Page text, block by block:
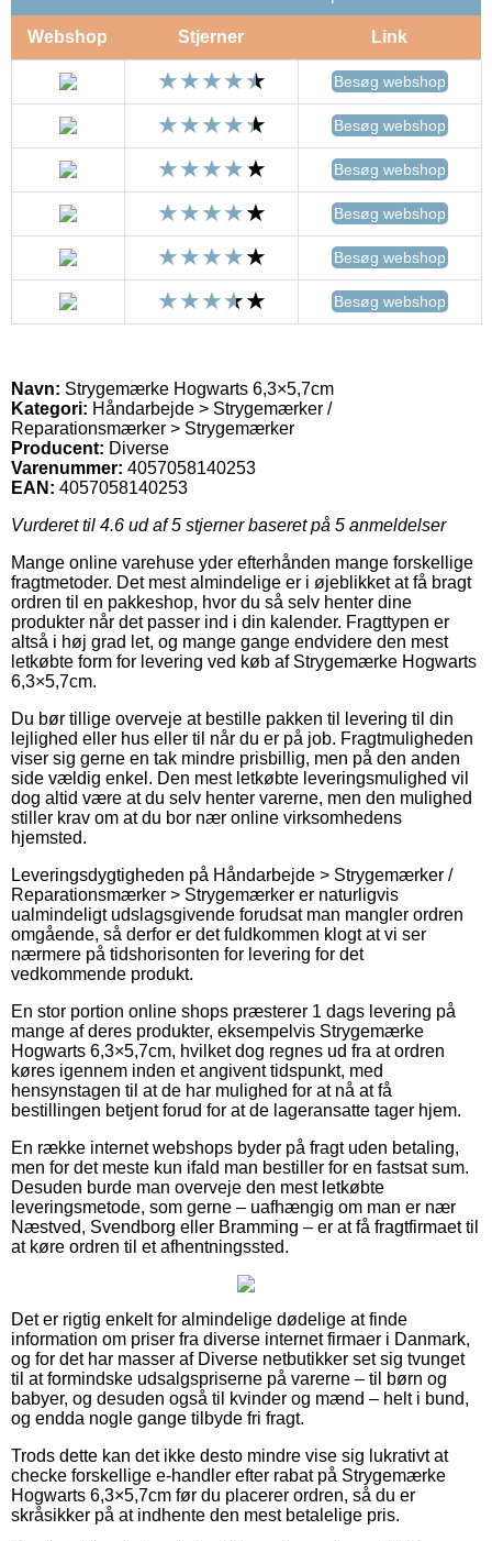
Webshop Stjerner Link
Besøg webshop
Besøg webshop
Besøg webshop
Besøg webshop
Besøg webshop
Besøg webshop
Navn: Strygemærke Hogwarts 6,3×5,7cm
Kategori: Håndarbejde > Strygemærker /
Reparationsmærker > Strygemærker
Producent: Diverse
Varenummer: 4057058140253
EAN: 4057058140253
Vurderet til 4.6 ud af 5 stjerner baseret på 5 anmeldelser
Mange online varehuse yder efterhånden mange forskellige
fragtmetoder. Det mest almindelige er i øjeblikket at få bragt
ordren til en pakkeshop, hvor du så selv henter dine
produkter når det passer ind i din kalender. Fragttypen er
altså i høj grad let, og mange gange endvidere den mest
letkøbte form for levering ved køb af Strygemærke Hogwarts
6,3×5,7cm.
Du bør tillige overveje at bestille pakken til levering til din
lejlighed eller hus eller til når du er på job. Fragtmuligheden
viser sig gerne en tak mindre prisbillig, men på den anden
side vældig enkel. Den mest letkøbte leveringsmulighed vil
dog altid være at du selv henter varerne, men den mulighed
stiller krav om at du bor nær online virksomhedens
hjemsted.
Leveringsdygtigheden på Håndarbejde > Strygemærker /
Reparationsmærker > Strygemærker er naturligvis
ualmindeligt udslagsgivende forudsat man mangler ordren
omgående, så derfor er det fuldkommen klogt at vi ser
nærmere på tidshorisonten for levering for det
vedkommende produkt.
En stor portion online shops præsterer 1 dags levering på
mange af deres produkter, eksempelvis Strygemærke
Hogwarts 6,3×5,7cm, hvilket dog regnes ud fra at ordren
køres igennem inden et angivent tidspunkt, med
hensynstagen til at de har mulighed for at nå at få
bestillingen betjent forud for at de lageransatte tager hjem.
En række internet webshops byder på fragt uden betaling,
men for det meste kun ifald man bestiller for en fastsat sum.
Desuden burde man overveje den mest letkøbte
leveringsmetode, som gerne – uafhængig om man er nær
Næstved, Svendborg eller Bramming – er at få fragtfirmaet til
at køre ordren til et afhentningssted.
Det er rigtig enkelt for almindelige dødelige at finde
information om priser fra diverse internet firmaer i Danmark,
og for det har masser af Diverse netbutikker set sig tvunget
til at formindske udsalgspriserne på varerne – til børn og
babyer, og desuden også til kvinder og mænd – helt i bund,
og endda nogle gange tilbyde fri fragt.
Trods dette kan det ikke desto mindre vise sig lukrativt at
checke forskellige e-handler efter rabat på Strygemærke
Hogwarts 6,3×5,7cm før du placerer ordren, så du er
skråsikker på at indhente den mest betalelige pris.